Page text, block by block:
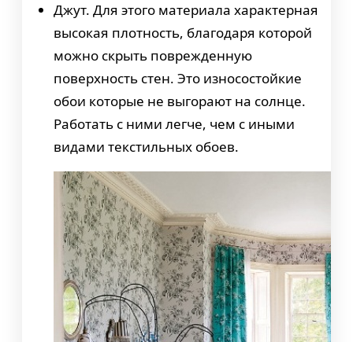
Джут. Для этого материала характерная
высокая плотность, благодаря которой
можно скрыть поврежденную
поверхность стен. Это износостойкие
обои которые не выгорают на солнце.
Работать с ними легче, чем с иными
видами текстильных обоев.